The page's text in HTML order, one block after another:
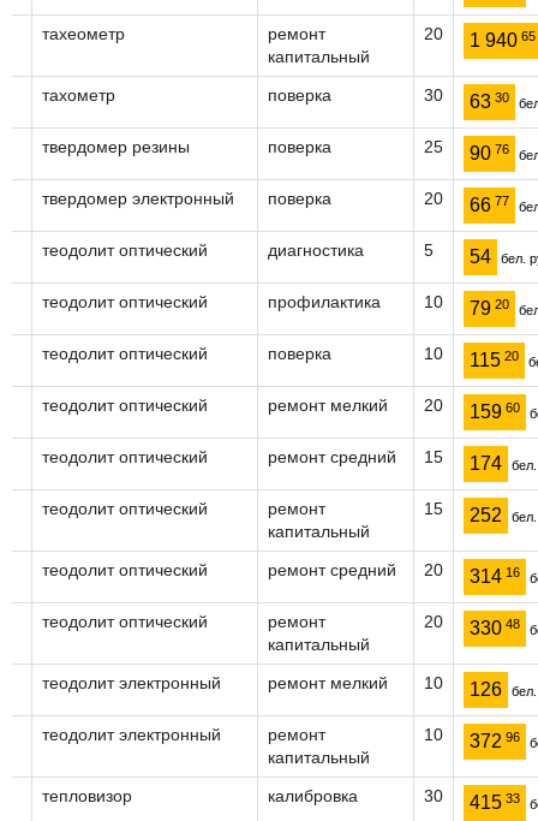
тахеометр
ремонт
капитальный
20 1 940 65
тахометр поверка 30 63 30
твердомер резины поверка 25 90 76
твердомер электронный поверка 20 66 77
теодолит оптический диагностика 5 54 бел.
теодолит оптический профилактика 10 79 20
теодолит оптический поверка 10 115 20
теодолит оптический ремонт мелкий 20 159 60
теодолит оптический ремонт средний 15 174
теодолит оптический
ремонт
капитальный
15 252
теодолит оптический ремонт средний 20 314 16
теодолит оптический
ремонт
капитальный
20 330 48
теодолит электронный ремонт мелкий 10 126
теодолит электронный
ремонт
капитальный
10 372 96
тепловизор калибровка 30 415 33